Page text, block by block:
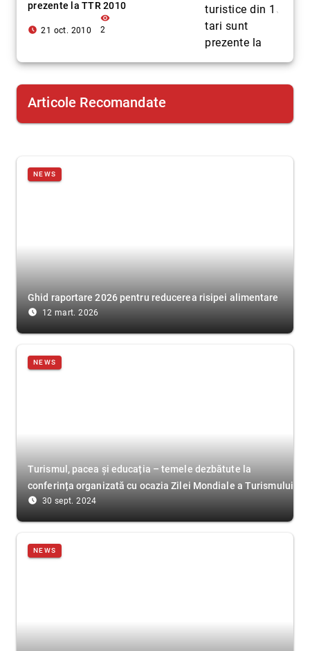
prezente la TTR 2010
access_time_filled 21 oct. 2010
visibility
2
Articole Recomandate
NEWS
Ghid raportare 2026 pentru reducerea risipei alimentare
access_time_filled 12 mart. 2026
NEWS
Turismul, pacea și educația – temele dezbătute la
conferința organizată cu ocazia Zilei Mondiale a Turismului
access_time_filled 30 sept. 2024
NEWS